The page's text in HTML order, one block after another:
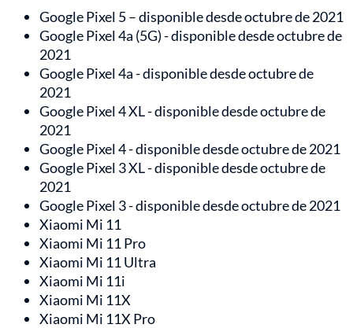
Google Pixel 5 – disponible desde octubre de 2021
Google Pixel 4a (5G) - disponible desde octubre de
2021
Google Pixel 4a - disponible desde octubre de
2021
Google Pixel 4 XL - disponible desde octubre de
2021
Google Pixel 4 - disponible desde octubre de 2021
Google Pixel 3 XL - disponible desde octubre de
2021
Google Pixel 3 - disponible desde octubre de 2021
Xiaomi Mi 11
Xiaomi Mi 11 Pro
Xiaomi Mi 11 Ultra
Xiaomi Mi 11i
Xiaomi Mi 11X
Xiaomi Mi 11X Pro